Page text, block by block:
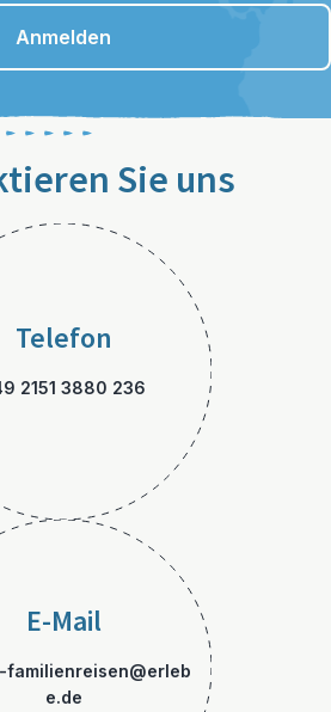
Anmelden
Sie uns
Telefon
2151 3880 236
E-Mail
familienreisen@erleb
e.de